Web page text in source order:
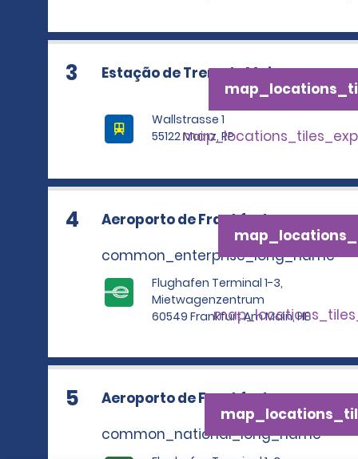
3 Estação de Trem de Mainz
Wallstrasse 1
55122 Mainz, RP
4
Aeroporto de Frankfurt
common_enterprise_long_name
Flughafen Terminal 1-3,
Mietwagenzentrum
60549 Frankfurt Am Main, HE
5
Aeroporto de Frankfurt
common_national_long_name